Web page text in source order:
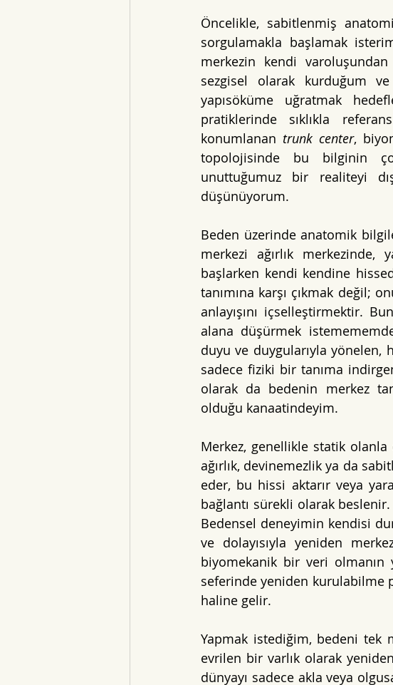
Öncelikle, sabitlenmiş
sorgulamakla başlamak
merkezin kendi
sezgisel olarak kurduğum
yapısöküme uğratmak
pratiklerinde sıklıkla
konumlanan trunk center,
topolojisinde bu bilginin
unuttuğumuz bir realiteyi
düşünüyorum.
Beden üzerinde anatomik
merkezi ağırlık
başlarken kendi kendine
tanımına karşı çıkmak değil;
anlayışını içselleştirmektir.
alana düşürmek
duyu ve duygularıyla yönelen,
sadece fiziki bir tanıma
olarak da bedenin merkez
olduğu kanaatindeyim.
Merkez, genellikle statik
ağırlık, devinemezlik ya da
eder, bu hissi aktarır veya
bağlantı sürekli olarak
Bedensel deneyimin kendisi
ve dolayısıyla yeniden
biyomekanik bir veri olmanın
seferinde yeniden kurulabilme
haline gelir.
Yapmak istediğim, bedeni tek
evrilen bir varlık olarak
dünyayı sadece akla veya